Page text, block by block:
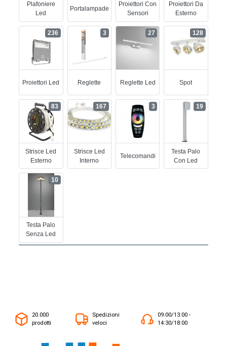
Plafoniere
Led
Portalampade
Proiettori Con
Sensori
Proiettori Da
Esterno
Proiettori Led
236
Reglette
3
Reglette Led
27
Spot
128
Strisce Led
Esterno
83
Strisce Led
Interno
167
Telecomandi
3
Testa Palo
Con Led
19
Testa Palo
Senza Led
10
20.000
prodotti
Spedizioni
veloci
09:00/13:00 -
14:30/18:00